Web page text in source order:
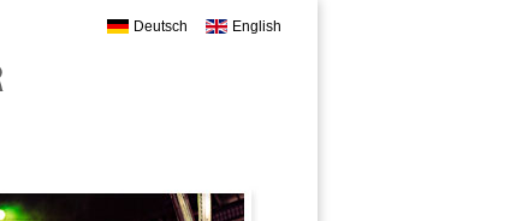
Deutsch English